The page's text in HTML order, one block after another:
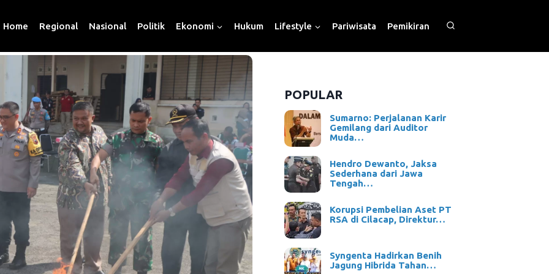
Home Regional Nasional Politik Ekonomi Hukum Lifestyle Pariwisata Pemikiran
POPULAR
Sumarno: Perjalanan Karir
Gemilang dari Auditor
Muda…
Hendro Dewanto, Jaksa
Sederhana dari Jawa
Tengah…
Korupsi Pembelian Aset PT
RSA di Cilacap, Direktur…
Syngenta Hadirkan Benih
Jagung Hibrida Tahan…